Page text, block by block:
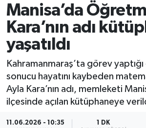
Manisa’da
Kara’nın adı
yaşatıldı
Kahramanmaraş’ta görev yaptığı
sonucu hayatını kaybeden
Ayla Kara’nın adı, memleketi
ilçesinde açılan kütüphaneye
11.06.2026 - 10:35 1 DK
Ekonomi
Genel
Gündem
Resmi İlan
Siyaset
Yunusemre Trafik Yoğunluk
Süper Lig Puan Durumu ve
Tüm Manşetler
Son Dakika Haberleri
Haber Arşivi